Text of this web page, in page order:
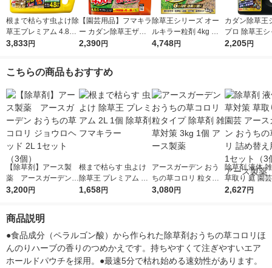
根まで枯らす虫よけ除
草王プレミアム 4.8L
フマキラー
3,833円
【園芸用品】フマキラ
ー カダン除草王ザッ
ソージエース エコパ
2,390円
除草王シリーズ オー
ルキラー粒剤 4kg フ
マキラー
4,748円
カダン除草王
プロ 除草王
2L フマキラー
2,205円
こちらの商品もおすすめ
【除草剤】アース製
薬 アースガーデン
おうちの草コロリ ジ
3,200円
根まで枯らす 虫よけ
除草王 プレミアム 2L
1個 除草剤 フマキラ
1,658円
アースガーデン おう
ちの草コロリ 粒タイ
プ 除草剤 雑草対策 3k
3,080円
除草剤 液体
草取り 庭 園
ガーデン おう
2,627円
商品説明
●食品成分（ペラルゴン酸）から作られた除草剤おうちの草コロリほ
んのりハーブの香りのつめかえです。持ちやすくて注ぎやすいエア
ホールドパウチを採用。●最速5分で枯れ始める速効性があります。